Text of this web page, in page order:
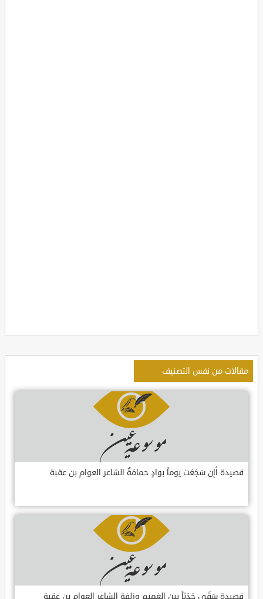
مقالات من نفس التصنيف
قصيدة أإن سَجَعَت يوماً بوادٍ حمامَةٌ الشاعر العوام بن عقبة
قصيدة سَقَى جَدَثاً بين الغميم وزلفةٍ الشاعر العوام بن عقبة